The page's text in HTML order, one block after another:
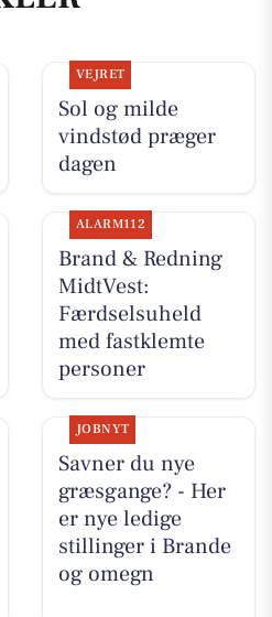
VEJRET
Sol og milde
vindstød præger
dagen
ALARM112
Brand & Redning
MidtVest:
Færdselsuheld
med fastklemte
personer
JOBNYT
Savner du nye
græsgange? - Her
er nye ledige
stillinger i Brande
og omegn